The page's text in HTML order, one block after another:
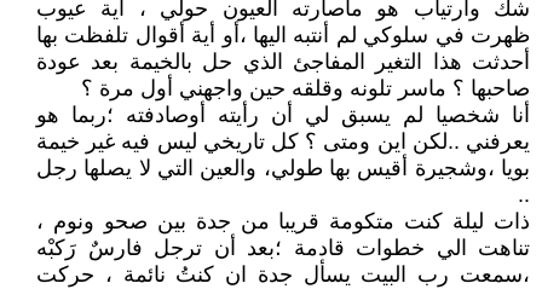
شك وارتياب هو ماصارته العيون حولي ، أية عيوب
ظهرت في سلوكي لم أنتبه اليها ،أو أية أقوال تلفظت بها
أحدثت هذا التغير المفاجئ الذي حل بالخيمة بعد عودة
صاحبها ؟ ماسر تلونه وقلقه حين واجهني أول مرة ؟
أنا شخصيا لم يسبق لي أن رأيته أوصادفته ؛ربما هو
يعرفني ..لكن اين ومتى ؟ كل تاريخي ليس فيه غير خيمة
بويا ،وشجيرة أقيس بها طولي، والعين التي لا يصلها رجل
..
ذات ليلة كنت متكومة قريبا من جدة بين صحو ونوم ،
تناهت الي خطوات قادمة ؛بعد أن ترجل فارسٌ رَكبْه
،سمعت رب البيت يسأل جدة ان كنتُ نائمة ، حركت